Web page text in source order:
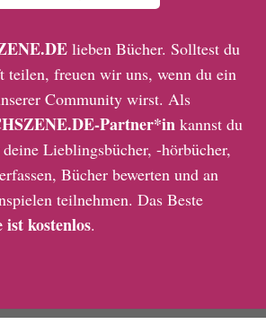
lieben Bücher. Solltest du
teilen, freuen wir uns, wenn du ein
Community wirst. Als
Partner*in kannst du
Lieblingsbücher, -hörbücher,
Bücher bewerten und an
teilnehmen. Das Beste
ist kostenlos.